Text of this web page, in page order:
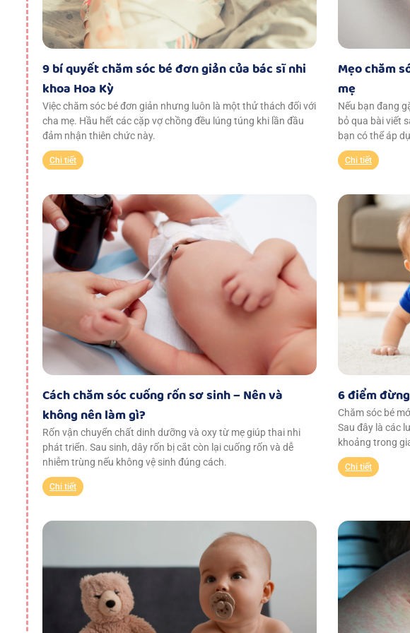
9 bí quyết chăm sóc bé đơn giản của bác sĩ nhi
khoa Hoa Kỳ
Việc chăm sóc bé đơn giản nhưng luôn là một thử thách đối với
cha mẹ. Hầu hết các cặp vợ chồng đều lúng túng khi lần đầu
đảm nhận thiên chức này.
Chi tiết
Mẹo chăm
mẹ
Nếu bạn đang
bỏ qua bài viết
bạn có thể áp
Chi tiết
Cách chăm sóc cuống rốn sơ sinh – Nên và
không nên làm gì?
Rốn vận chuyển chất dinh dưỡng và oxy từ mẹ giúp thai nhi
phát triển. Sau sinh, dây rốn bị cắt còn lại cuống rốn và dễ
nhiễm trùng nếu không vệ sinh đúng cách.
Chi tiết
6 điểm
Chăm sóc bé
Sau đây là các
khoảng trong
Chi tiết